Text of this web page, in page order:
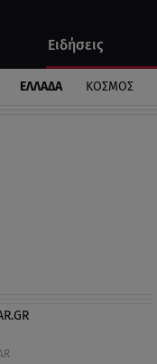
Ειδήσεις
Αυτοκίνητο
ΕΛΛΑΔΑ ΚΟΣΜΟΣ